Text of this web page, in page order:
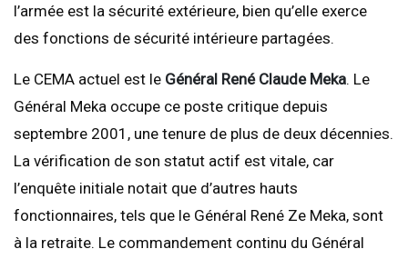
l’armée est la sécurité extérieure, bien qu’elle exerce
des fonctions de sécurité intérieure partagées.
Le CEMA actuel est le Général René Claude Meka. Le
Général Meka occupe ce poste critique depuis
septembre 2001, une tenure de plus de deux décennies.
La vérification de son statut actif est vitale, car
l’enquête initiale notait que d’autres hauts
fonctionnaires, tels que le Général René Ze Meka, sont
à la retraite. Le commandement continu du Général